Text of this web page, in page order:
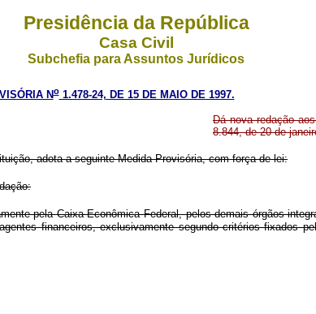
Presidência da República
Casa Civil
Subchefia para Assuntos Jurídicos
No1.478-24, DE 15 DE MAIO DE 1997.
Dá nova redação
8.844, de 20 de
adota a seguinte Medida Provisória, com força de lei:
pela Caixa Econômica Federal, pelos demais órgãos
financeiros, exclusivamente segundo critérios fixados